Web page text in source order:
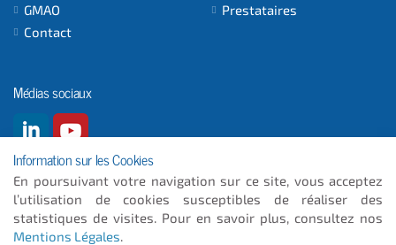
GMAO
Prestataires
Contact
Médias sociaux
© 2026 - ICC INFORMATIQUE
Plan du site
Information sur les Cookies
En poursuivant votre navigation sur ce site, vous acceptez
l’utilisation de cookies susceptibles de réaliser des
statistiques de visites. Pour en savoir plus, consultez nos
Mentions Légales.